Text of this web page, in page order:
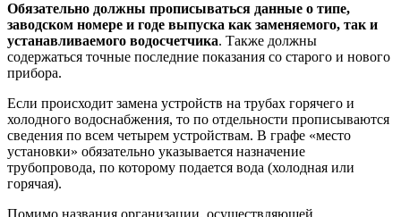
Обязательно должны прописываться данные о типе,
заводском номере и годе выпуска как заменяемого, так и
устанавливаемого водосчетчика. Также должны
содержаться точные последние показания со старого и нового
прибора.
Если происходит замена устройств на трубах горячего и
холодного водоснабжения, то по отдельности прописываются
сведения по всем четырем устройствам. В графе «место
установки» обязательно указывается назначение
трубопровода, по которому подается вода (холодная или
горячая).